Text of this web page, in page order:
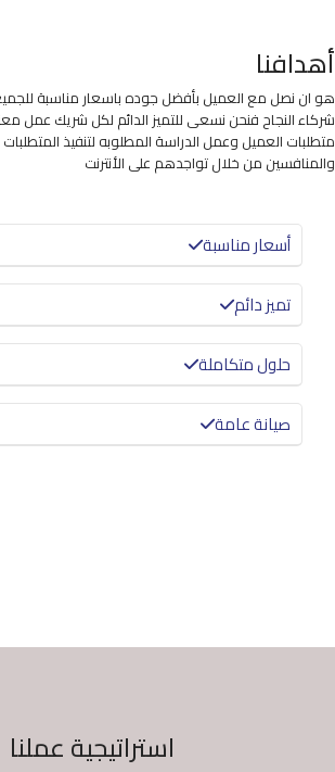
أهدافنا
هو ان نصل مع العميل بأفضل جوده باسعار مناسبة
شركاء النجاح فنحن نسعى للتميز الدائم لكل شريك عمل
متطلبات العميل وعمل الدراسة المطلوبه لتنفيذ
والمنافسين من خلال تواجدهم على الأنترنت
أسعار مناسبة
تميز دائم
حلول متكاملة
صيانة عامة
استراتيجية عملنا